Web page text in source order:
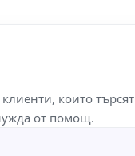
които търсят
от помощ.